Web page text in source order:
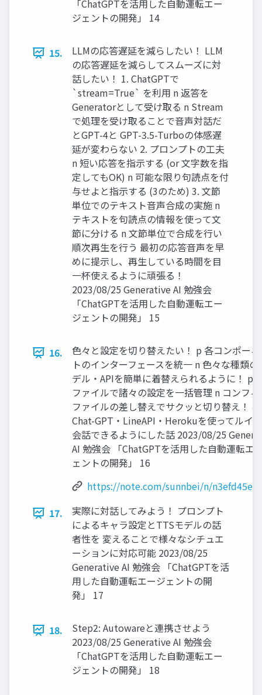
「ChatGPTを活用した自動運転エー
ジェントの開発」 14
15.
LLMの応答遅延を減らしたい！ LLM
の応答遅延を減らしてスムーズに対
話したい！ 1. ChatGPTで
`stream=True` を利用 n 返答を
Generatorとして受け取る n Stream
で処理を受け取ることで音声対話だ
とGPT-4と GPT-3.5-Turboの体感遅
延が変わらない 2. プロンプトの工夫
n 短い応答を指示する (or 文字数を指
定してもOK) n 可能な限り句読点を付
与せよと指示する (3のため) 3. 文節
単位でのテキスト音声合成の実施 n
テキストを句読点の情報を使って文
節に分ける n 文節単位で合成を行い
順次再生を行う 最初の応答音声を早
めに提示し、再生している時間を目
一杯使えるように頑張る！
2023/08/25 Generative AI 勉強会
「ChatGPTを活用した自動運転エー
ジェントの開発」 15
16.
色々と設定を切り替えたい！ p 各コンポー
トのインターフェースを統一 n 色々な種類の
デル・APIを簡単に着替えられるように！ p
ファイルで諸々の設定を一括管理 n コンフ
ファイルの差し替えでサクッと切り替え！
Chat-GPT・LineAPI・Herokuを使ってルイ
会話できるようにした話 2023/08/25
AI 勉強会 「ChatGPTを活用した自動運転エ
ェントの開発」 16
https://note.com/sunnbei/n/
17.
実際に対話してみよう！ プロンプト
によるキャラ設定とTTSモデルの話
者性を 変えることで様々なシチュエ
ーションに対応可能 2023/08/25
Generative AI 勉強会 「ChatGPTを活
用した自動運転エージェントの開
発」 17
18.
Step2: Autowareと連携させよう
2023/08/25 Generative AI 勉強会
「ChatGPTを活用した自動運転エー
ジェントの開発」 18